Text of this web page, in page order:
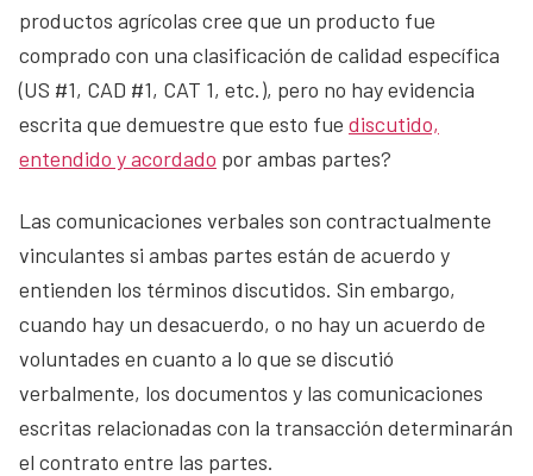
productos agrícolas cree que un producto fue
comprado con una clasificación de calidad específica
(US #1, CAD #1, CAT 1, etc.), pero no hay evidencia
escrita que demuestre que esto fue discutido,
entendido y acordado por ambas partes?
Las comunicaciones verbales son contractualmente
vinculantes si ambas partes están de acuerdo y
entienden los términos discutidos. Sin embargo,
cuando hay un desacuerdo, o no hay un acuerdo de
voluntades en cuanto a lo que se discutió
verbalmente, los documentos y las comunicaciones
escritas relacionadas con la transacción determinarán
el contrato entre las partes.